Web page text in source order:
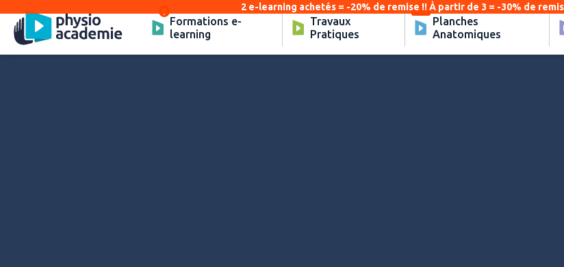
Formations e-
learning
Travaux
Pratiques
Planches
Anatomiques
2 e-learning achetés = -20% de remise !! À partir de 3 = -30% de